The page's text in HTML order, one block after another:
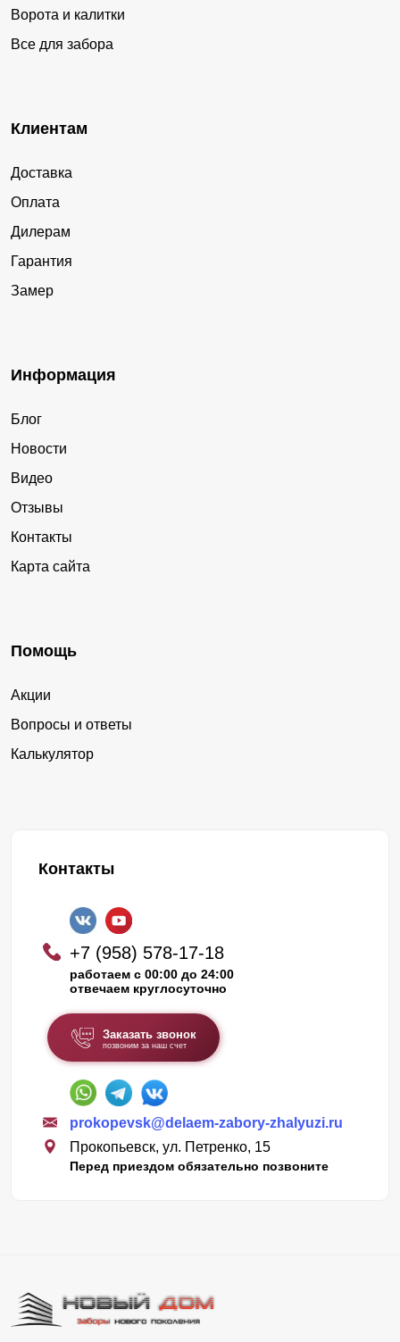
Ворота и калитки
Все для забора
Клиентам
Доставка
Оплата
Дилерам
Гарантия
Замер
Информация
Блог
Новости
Видео
Отзывы
Контакты
Карта сайта
Помощь
Акции
Вопросы и ответы
Калькулятор
Контакты
+7 (958) 578-17-18
работаем с 00:00 до 24:00
отвечаем круглосуточно
Заказать звонок
позвоним за наш счет
prokopevsk@delaem-zabory-zhalyuzi.ru
Прокопьевск, ул. Петренко, 15
Перед приездом обязательно позвоните